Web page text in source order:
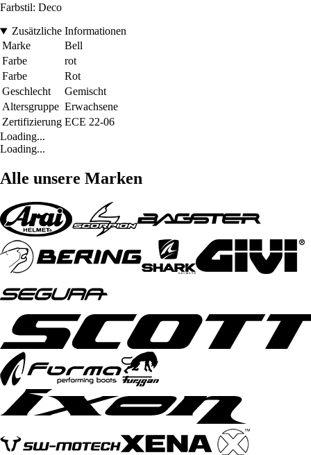
Farbstil: Deco
Zusätzliche Informationen
Marke
Bell
Farbe
rot
Farbe
Rot
Geschlecht
Gemischt
Altersgruppe Erwachsene
Zertifizierung ECE 22-06
Loading...
Loading...
Alle unsere Marken